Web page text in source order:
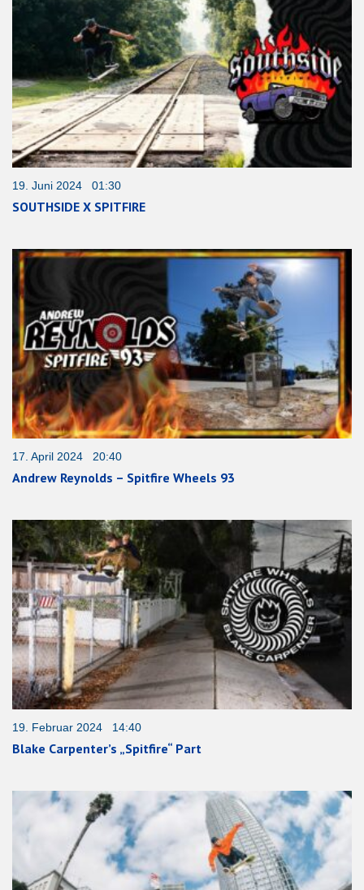
19. Juni 2024 01:30
SOUTHSIDE X SPITFIRE
17. April 2024 20:40
Andrew Reynolds – Spitfire Wheels 93
19. Februar 2024 14:40
Blake Carpenter’s „Spitfire“ Part